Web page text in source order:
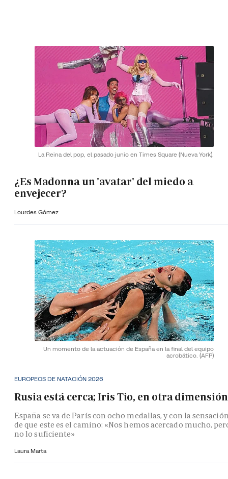
La Reina del pop, el pasado junio en Times Square (Nueva York).
¿Es Madonna un 'avatar' del miedo a
envejecer?
Lourdes Gómez
Un momento de la actuación de España en la final del equipo
acrobático. (AFP)
EUROPEOS DE NATACIÓN 2026
Rusia está cerca; Iris Tio, en otra dimensión
España se va de París con ocho medallas, y con la
de que este es el camino: «Nos hemos acercado mucho,
no lo suficiente»
Laura Marta